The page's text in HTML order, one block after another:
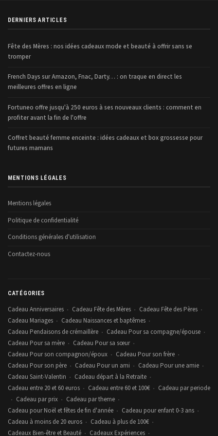
DERNIERS ARTICLES
Fête des Mères : nos idées cadeaux mode et beauté à offrir sans se
tromper
French Days sur Amazon, Fnac, Darty… : on traque en direct les
meilleures offres en ligne
Fortuneo offre jusqu'à 250 euros à ses nouveaux clients : comment en
profiter avant la fin de l'offre
Coffret beauté femme enceinte : idées cadeaux et box grossesse pour
futures mamans
MENTIONS LÉGALES
Mentions légales
Politique de confidentialité
Conditions générales d'utilisation
Contactez-nous
CATÉGORIES
Cadeau Anniversaires • Cadeau Fête des Mères • Cadeau Fête des Pères •
Cadeau Mariages • Cadeau Naissances et baptêmes •
Cadeau Pendaisons de crémaillère • Cadeau Pour sa compagne/épouse •
Cadeau Pour sa mère • Cadeau Pour sa sœur •
Cadeau Pour son compagnon/époux • Cadeau Pour son frère •
Cadeau Pour son père • Cadeau Pour un ami • Cadeau Pour une amie •
Cadeau Saint-Valentin • Cadeau départ à la Retraite •
Cadeau entre 20 et 60 euros • Cadeau entre 60 et 100€ • Cadeau par periode
• Cadeau par prix • Cadeau par theme •
Cadeau pour Noël et fêtes de fin d'année • Cadeau pour enfant 0-3 ans •
Cadeau à moins de 20 euros • Cadeau à plus de 100€ •
Cadeaux Bien-être et Beauté • Cadeaux Expériences •